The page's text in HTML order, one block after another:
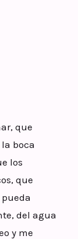
que
boca
los
que
del agua
y me